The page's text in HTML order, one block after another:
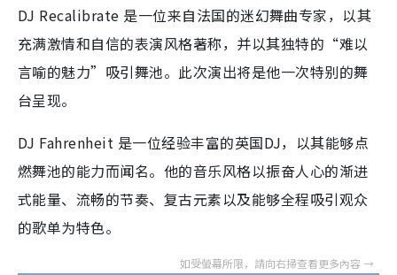
DJ Recalibrate 是一位来自法国的迷幻舞曲专家，以其
充满激情和自信的表演风格著称，并以其独特的“难以
言喻的魅力”吸引舞池。此次演出将是他一次特别的舞
台呈现。
DJ Fahrenheit 是一位经验丰富的英国DJ，以其能够点
燃舞池的能力而闻名。他的音乐风格以振奋人心的渐进
式能量、流畅的节奏、复古元素以及能够全程吸引观众
的歌单为特色。